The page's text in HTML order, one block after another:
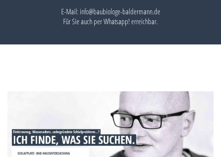
E-Mail: info@baubiologe-baldermann.de
Für Sie auch perWhatsapp!erreichbar.